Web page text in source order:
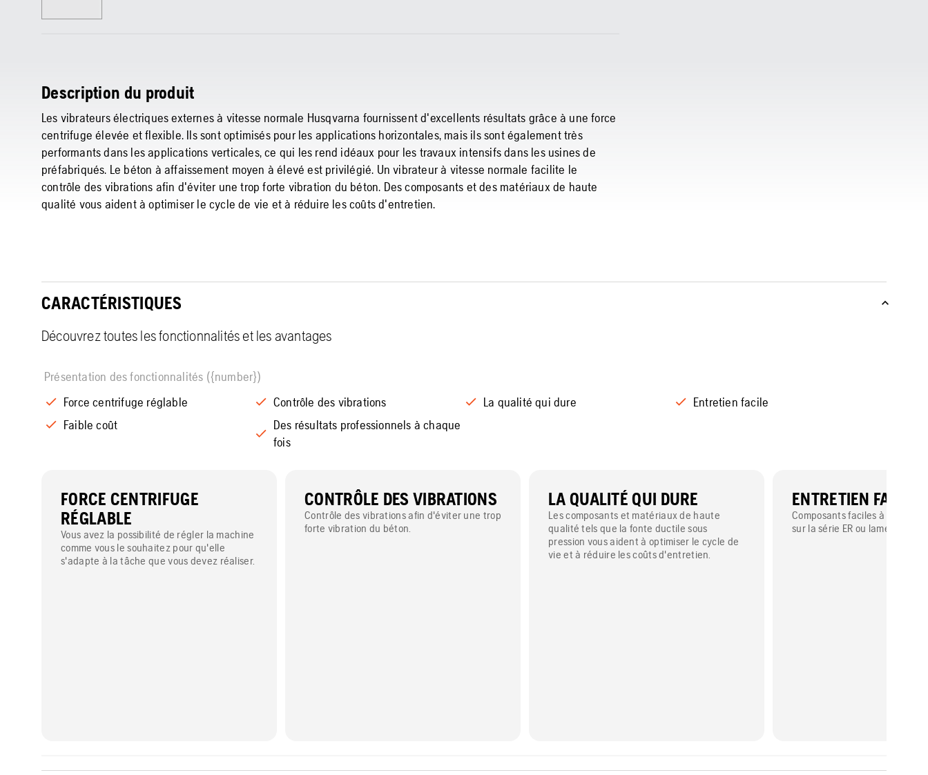
Description du produit
Les vibrateurs électriques externes à vitesse normale Husqvarna fournissent d'excellents résultats grâce à une force
centrifuge élevée et flexible. Ils sont optimisés pour les applications horizontales, mais ils sont également très
performants dans les applications verticales, ce qui les rend idéaux pour les travaux intensifs dans les usines de
préfabriqués. Le béton à affaissement moyen à élevé est privilégié. Un vibrateur à vitesse normale facilite le
contrôle des vibrations afin d'éviter une trop forte vibration du béton. Des composants et des matériaux de haute
qualité vous aident à optimiser le cycle de vie et à réduire les coûts d'entretien.
CARACTÉRISTIQUES
Découvrez toutes les fonctionnalités et les avantages
Présentation des fonctionnalités ({number})
Force centrifuge réglable
Contrôle des vibrations La qualité qui dure
Entretien facile
Faible coût
Des résultats professionnels à chaque
fois
FORCE CENTRIFUGE
RÉGLABLE
Vous avez la possibilité de régler la machine
comme vous le souhaitez pour qu'elle
s'adapte à la tâche que vous devez réaliser.
CONTRÔLE DES VIBRATIONS
Contrôle des vibrations afin d'éviter une trop
forte vibration du béton.
LA QUALITÉ QUI DURE
Les composants et matériaux de haute
qualité tels que la fonte ductile sous
pression vous aident à optimiser le cycle de
vie et à réduire les coûts d'entretien.
ENTRETIEN FACILE
Composants faciles à
sur la série ER ou lamelle sur la